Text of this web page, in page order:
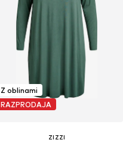
Z oblinami
RAZPRODAJA
ZIZZI